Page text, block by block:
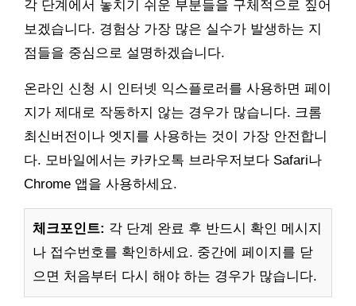
각 단계에서 놓치기 쉬운 부분들을 구체적으로 짚어
보겠습니다. 경험상 가장 많은 실수가 발생하는 지
점들을 중심으로 설명하겠습니다.
온라인 신청 시 인터넷 익스플로러를 사용하면 페이
지가 제대로 작동하지 않는 경우가 많습니다. 크롬
최신버전이나 엣지를 사용하는 것이 가장 안전합니
다. 모바일에서는 카카오톡 브라우저보다 Safari나
Chrome 앱을 사용하세요.
체크포인트: 각 단계 완료 후 반드시 확인 메시지
나 접수번호를 확인하세요. 중간에 페이지를 닫
으면 처음부터 다시 해야 하는 경우가 많습니다.